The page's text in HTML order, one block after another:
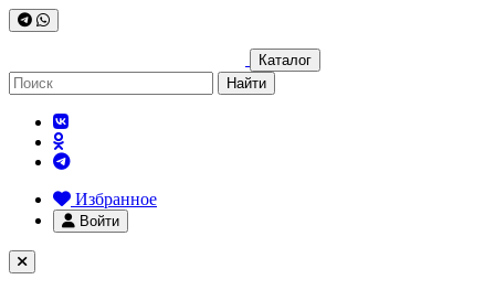
Каталог
Найти
Избранное
Войти